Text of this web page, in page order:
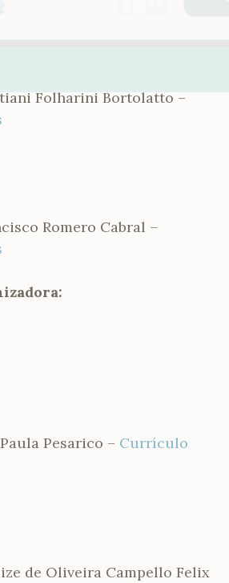
Folharini Bortolatto –
Romero Cabral –
Pesarico – Currículo
de Oliveira Campello Felix